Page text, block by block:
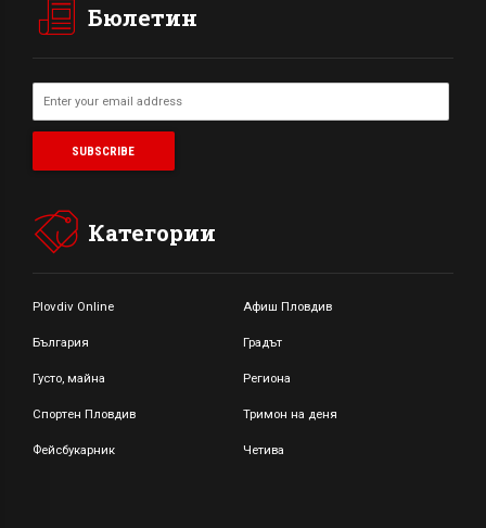
Бюлетин
Категории
Plovdiv Online Афиш Пловдив
България Градът
Густо, майна Региона
Спортен Пловдив Тримон на деня
Фейсбукарник Четива